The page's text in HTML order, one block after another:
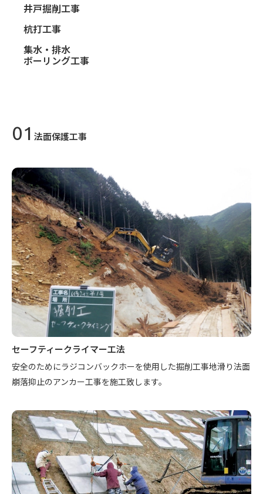
井戸掘削工事
杭打工事
集水・排水
ボーリング工事
法面保護工事
セーフティークライマー工法
安全のためにラジコンバックホーを使用した掘削工事地滑り法面
崩落抑止のアンカー工事を施工致します。